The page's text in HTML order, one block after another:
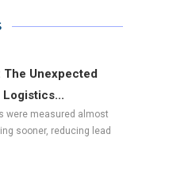
The Unexpected
were measured almost
sooner, reducing lead